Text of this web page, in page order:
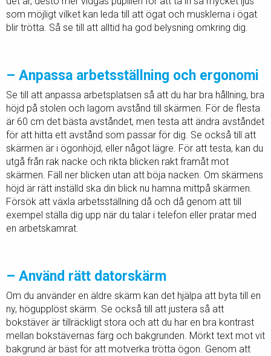
som möjligt vilket kan leda till att ögat och musklerna i ögat
blir trötta. Så se till att alltid ha god belysning omkring dig.
– Anpassa arbetsställning och ergonomi
Se till att anpassa arbetsplatsen så att du har bra hållning, bra
höjd på stolen och lagom avstånd till skärmen. För de flesta
är 60 cm det bästa avståndet, men testa att ändra avståndet
för att hitta ett avstånd som passar för dig. Se också till att
skärmen är i ögonhöjd, eller något lägre. För att testa, kan du
utgå från rak nacke och rikta blicken rakt framåt mot
skärmen. Fäll ner blicken utan att böja nacken. Om skärmens
höjd är rätt inställd ska din blick nu hamna mittpå skärmen.
Försök att växla arbetsställning då och då genom att till
exempel ställa dig upp när du talar i telefon eller pratar med
en arbetskamrat.
– Använd rätt datorskärm
Om du använder en äldre skärm kan det hjälpa att byta till en
ny, högupplöst skärm. Se också till att justera så att
bokstäver är tillräckligt stora och att du har en bra kontrast
mellan bokstävernas färg och bakgrunden. Mörkt text mot vit
bakgrund är bäst för att motverka trötta ögon. Genom att